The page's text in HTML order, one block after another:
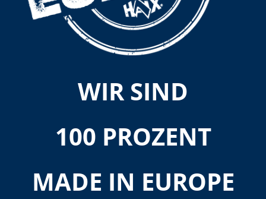
WIR SIND
100 PROZENT
MADE IN EUROPE